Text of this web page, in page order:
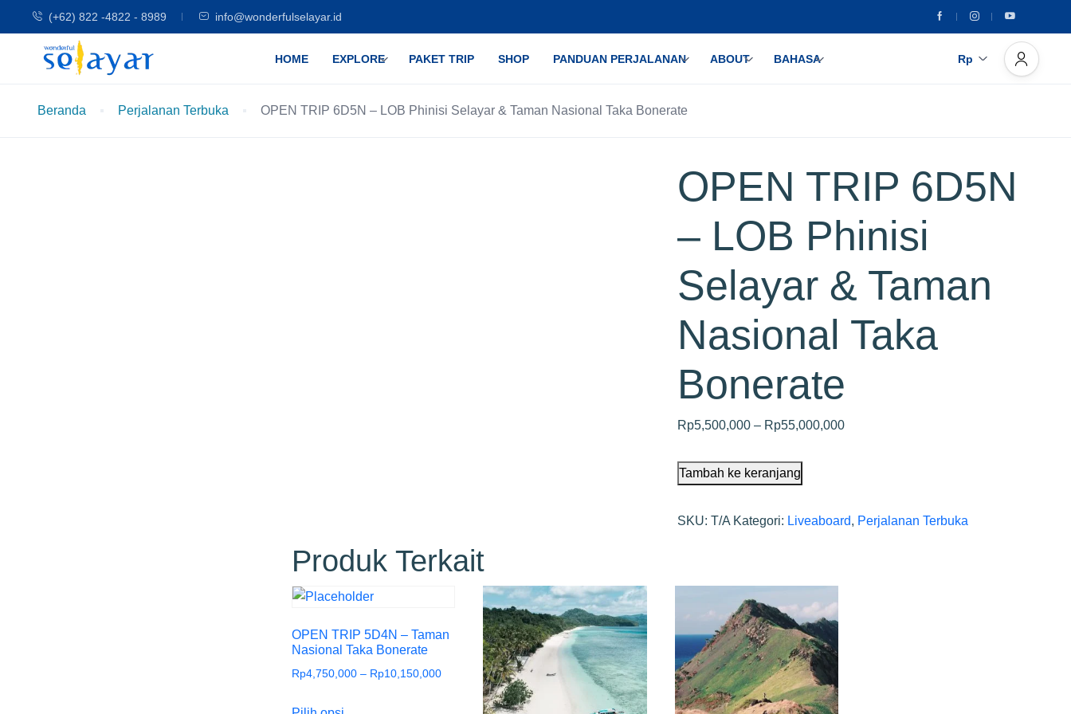
(+62) 822 -4822 - 8989 info@wonderfulselayar.id
HOME EXPLORE PAKET TRIP SHOP PANDUAN PERJALANAN ABOUT BAHASA Rp
Beranda Perjalanan Terbuka OPEN TRIP 6D5N – LOB Phinisi Selayar & Taman Nasional Taka Bonerate
OPEN TRIP 6D5N
– LOB Phinisi
Selayar & Taman
Nasional Taka
Bonerate
Rp5,500,000 – Rp55,000,000
Tambah ke keranjang
SKU: T/A Kategori: Liveaboard, Perjalanan Terbuka
Produk Terkait
OPEN TRIP 5D4N – Taman
Nasional Taka Bonerate
Rp4,750,000 – Rp10,150,000